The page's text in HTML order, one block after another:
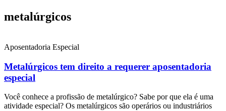
metalúrgicos
Aposentadoria Especial
Metalúrgicos tem direito a requerer aposentadoria
especial
Você conhece a profissão de metalúrgico? Sabe por que ela é uma
atividade especial? Os metalúrgicos são operários ou industriários